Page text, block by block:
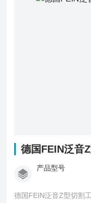
德国FEIN泛音
产品型号
德国FEIN泛音Z型切割